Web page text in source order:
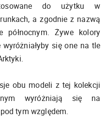
do użytku w
a zgodnie z nazwą
Żywe kolory
się one na tle
obu modeli z tej kolekcji
wyróżniają się na
tym względem.